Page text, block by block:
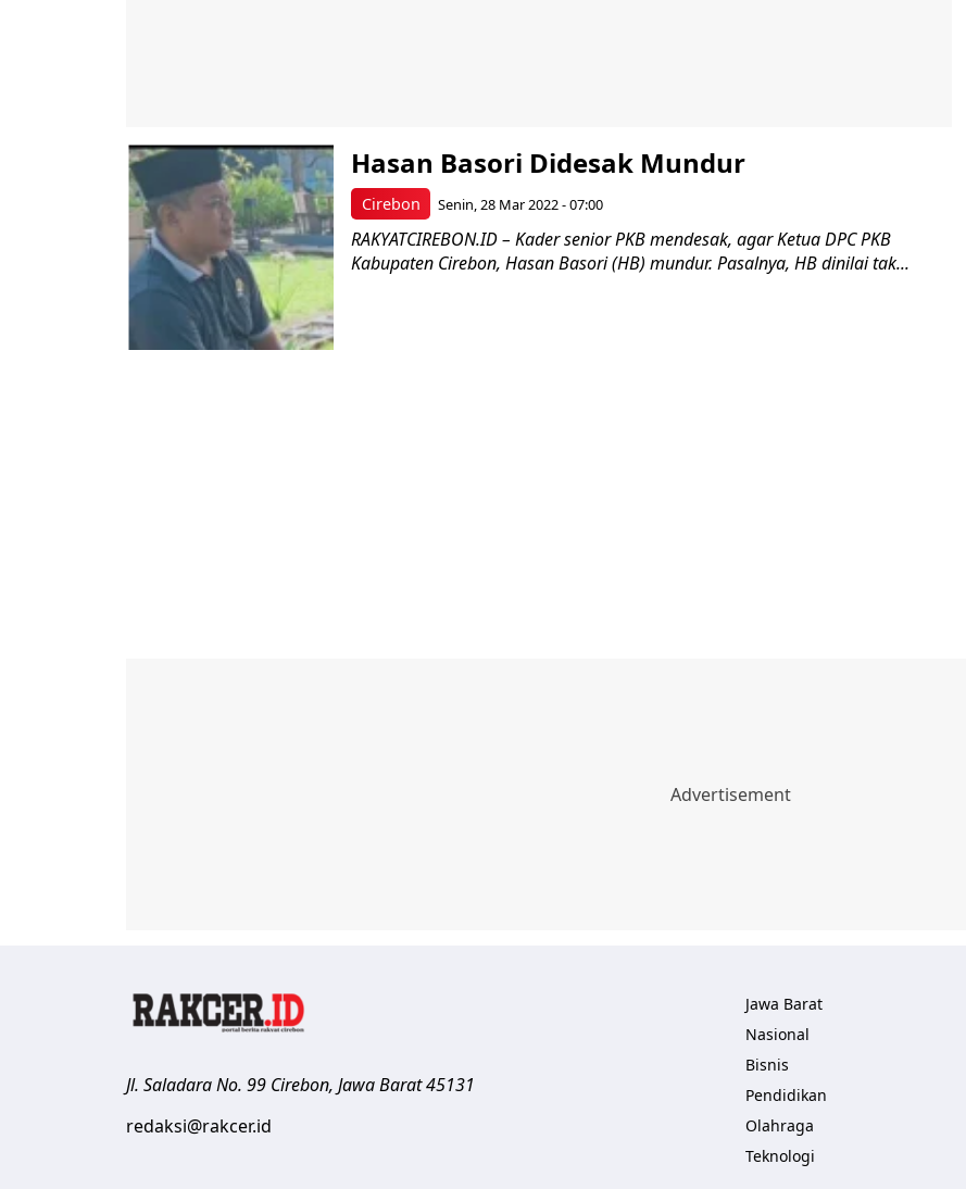
Cirebon
Hasan Basori Didesak Mundur
Senin, 28 Mar 2022 - 07:00
RAKYATCIREBON.ID – Kader senior PKB mendesak, agar Ketua DPC PKB
Kabupaten Cirebon, Hasan Basori (HB) mundur. Pasalnya, HB dinilai tak...
Jl. Saladara No. 99 Cirebon, Jawa Barat45131
redaksi@rakcer.id
Jawa Barat
Nasional
Bisnis
Pendidikan
Olahraga
Teknologi